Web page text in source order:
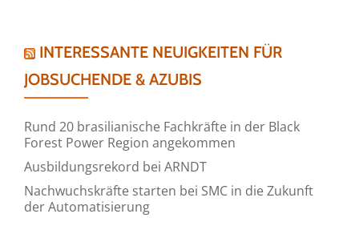
INTERESSANTE NEUIGKEITEN FÜR
JOBSUCHENDE & AZUBIS
Rund 20 brasilianische Fachkräfte in der Black
Forest Power Region angekommen
Ausbildungsrekord bei ARNDT
Nachwuchskräfte starten bei SMC in die Zukunft
der Automatisierung